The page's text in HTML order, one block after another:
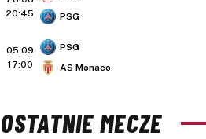
20:45
PSG
05.09
17:00
PSG
AS Monaco
OSTATNIE MECZE